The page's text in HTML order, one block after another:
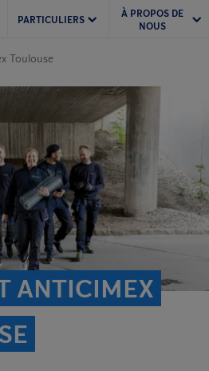
PARTICULIERS
À PROPOS DE
NOUS
Toulouse
ANTICIMEX